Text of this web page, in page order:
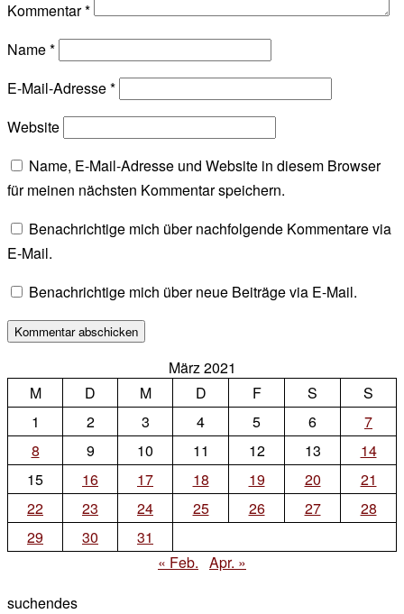
Kommentar*
Name*
E-Mail-Adresse*
Website
Name, E-Mail-Adresse und Website in diesem Browser
für meinen nächsten Kommentar speichern.
Benachrichtige mich über nachfolgende Kommentare via
E-Mail.
Benachrichtige mich über neue Beiträge via E-Mail.
März 2021
M
D M D F S
S
1
2 3 4 5 6
7
8
9 10 11 12 13
14
15
16 17 18 19 20
21
22
23 24 25 26 27
28
29
30
31
« Feb. Apr. »
suchendes